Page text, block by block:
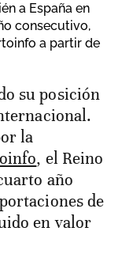
a España en
consecutivo,
a partir de
la
, el Reino
año
de
en valor